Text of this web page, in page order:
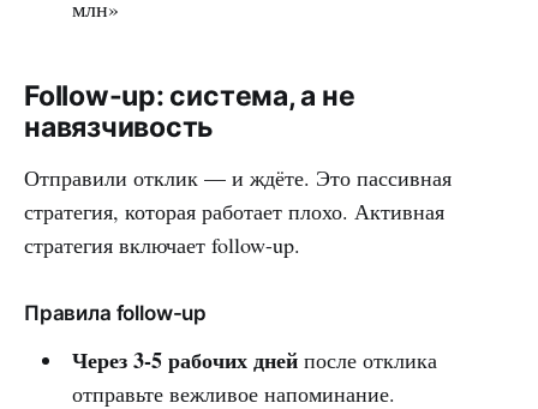
млн»
Follow-up: система, а не
навязчивость
Отправили отклик — и ждёте. Это пассивная
стратегия, которая работает плохо. Активная
стратегия включает follow-up.
Правила follow-up
Через 3-5 рабочих днейпосле отклика
отправьте вежливое напоминание.